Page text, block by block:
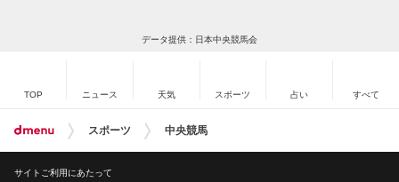
データ提供：日本中央競馬会
TOP ニュース 天気 スポーツ 占い すべて
スポーツ 中央競馬
サイトご利用にあたって